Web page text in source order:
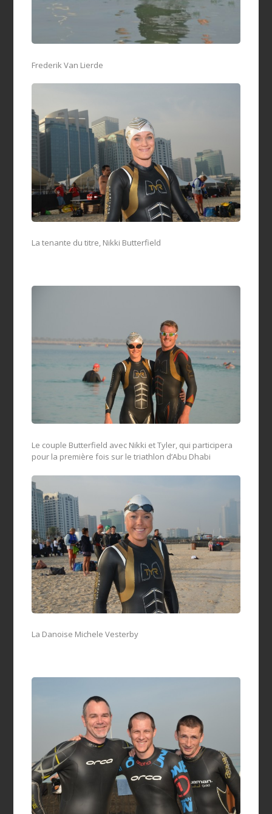
Frederik Van Lierde
La tenante du titre, Nikki Butterfield
Le couple Butterfield avec Nikki et Tyler, qui participera
pour la première fois sur le triathlon d’Abu Dhabi
La Danoise Michele Vesterby